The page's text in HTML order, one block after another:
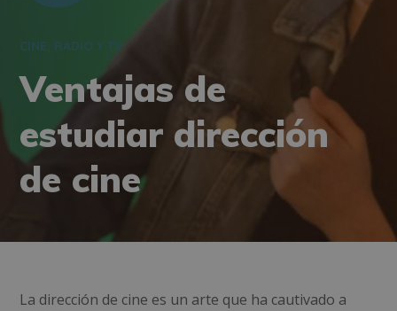
CINE, RADIO Y TV
Ventajas de
estudiar dirección
de cine
La dirección de cine es un arte que ha cautivado a